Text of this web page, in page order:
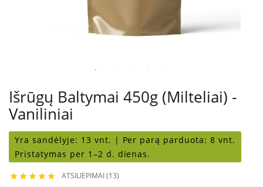
Išrūgų Baltymai 450g (milteliai) -
Vaniliniai
Yra sandėlyje: 13 vnt. | Per parą parduota:8 vnt.
Pristatymas per 1–2 d. dienas.
     ATSILIEPIMAI (13)